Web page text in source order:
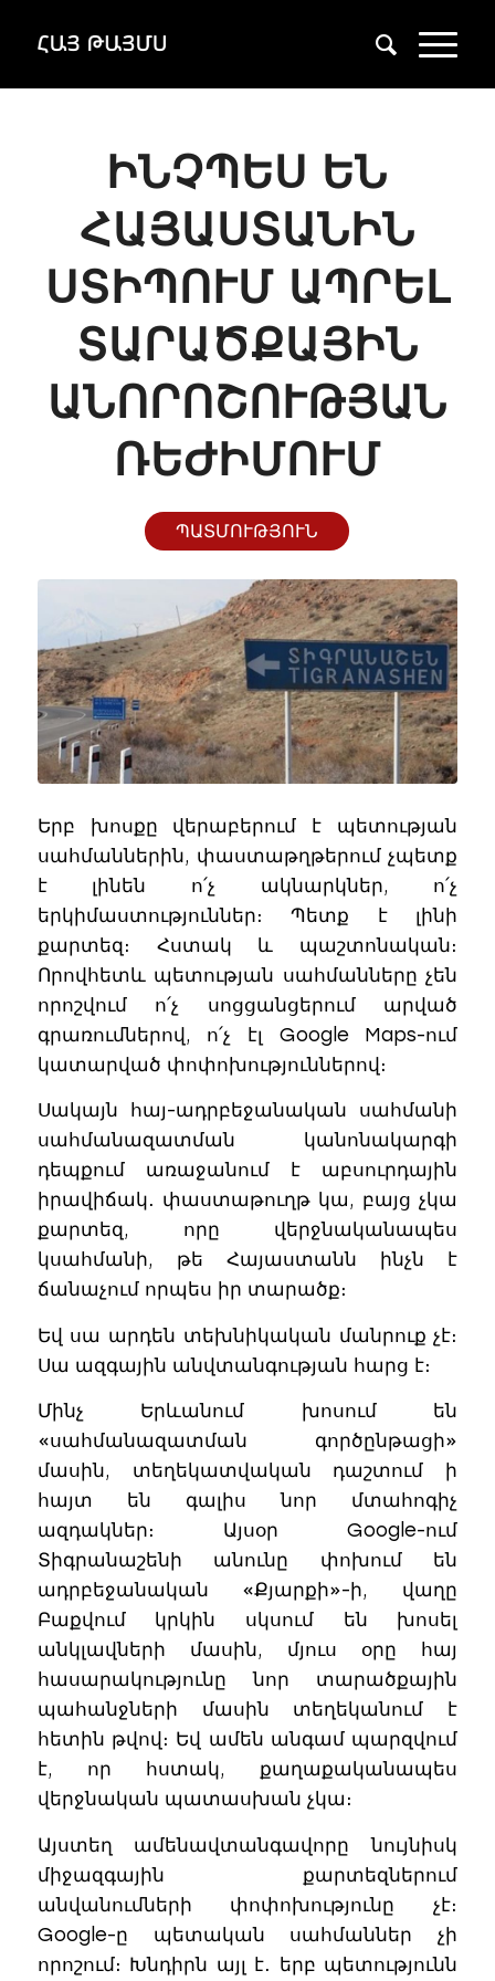
ԻՆՉՊԵՍ ԵՆ
ՀԱՅԱՍՏԱՆԻՆ
ՍՏԻՊՈՒՄ ԱՊՐԵԼ
ՏԱՐԱԾՔԱՅԻՆ
ԱՆՈՐՈՇՈՒԹՅԱՆ
ՌԵԺԻՄՈՒՄ
ՊԱՏՄՈՒԹՅՈՒՆ
Երբ խոսքը վերաբերում է պետության
սահմաններին, փաստաթղթերում չպետք
է լինեն ո՛չ ակնարկներ, ո՛չ
երկիմաստություններ։ Պետք է լինի
քարտեզ։ Հստակ և պաշտոնական։
Որովհետև պետության սահմանները չեն
որոշվում ո՛չ սոցցանցերում արված
գրառումներով, ո՛չ էլ Google Maps-ում
կատարված փոփոխություններով։
Սակայն հայ-ադրբեջանական սահմանի
սահմանազատման կանոնակարգի
դեպքում առաջանում է աբսուրդային
իրավիճակ․ փաստաթուղթ կա, բայց չկա
քարտեզ, որը վերջնականապես
կսահմանի, թե Հայաստանն ինչն է
ճանաչում որպես իր տարածք։
Եվ սա արդեն տեխնիկական մանրուք չէ։
Սա ազգային անվտանգության հարց է։
Մինչ Երևանում խոսում են
«սահմանազատման գործընթացի»
մասին, տեղեկատվական դաշտում ի
հայտ են գալիս նոր մտահոգիչ
ազդակներ։ Այսօր Google-ում
Տիգրանաշենի անունը փոխում են
ադրբեջանական «Քյարքի»-ի, վաղը
Բաքվում կրկին սկսում են խոսել
անկլավների մասին, մյուս օրը հայ
հասարակությունը նոր տարածքային
պահանջների մասին տեղեկանում է
հետին թվով։ Եվ ամեն անգամ պարզվում
է, որ հստակ, քաղաքականապես
վերջնական պատասխան չկա։
Այստեղ ամենավտանգավորը նույնիսկ
միջազգային քարտեզներում
անվանումների փոփոխությունը չէ։
Google-ը պետական սահմաններ չի
որոշում։ Խնդիրն այլ է․ երբ պետությունն